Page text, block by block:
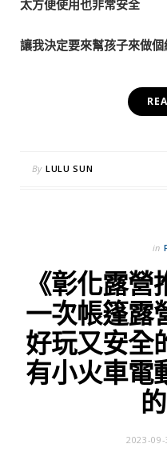
太方便使用也非常安全
讓我決定要來幫孩子來做
By LULU SUN
in
《彰化露
一次帳篷露
好玩又安全
有小火車電
2023-09-